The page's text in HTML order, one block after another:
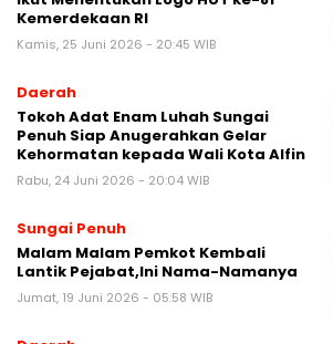
Kemerdekaan RI
Kamis, 25 Juni 2026 - 20:45 WIB
Daerah
Tokoh Adat Enam Luhah Sungai
Penuh Siap Anugerahkan Gelar
Kehormatan kepada Wali Kota Alfin
Rabu, 24 Juni 2026 - 20:04 WIB
Sungai Penuh
Malam Malam Pemkot Kembali
Lantik Pejabat,Ini Nama-Namanya
Jumat, 19 Juni 2026 - 05:58 WIB